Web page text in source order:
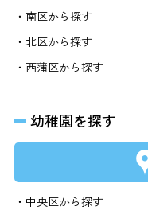
・南区から探す
・北区から探す
・西蒲区から探す
幼稚園を探す
・中央区から探す